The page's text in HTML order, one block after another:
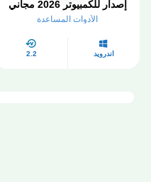
إصدار للكمبيوتر 2026 مجاني
بالكامل
الأدوات المساعدة
أندرويد 2.2